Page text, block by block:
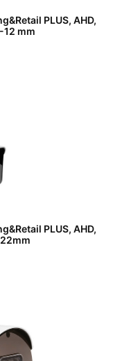
PLUS, AHD,
mm
PLUS, AHD,